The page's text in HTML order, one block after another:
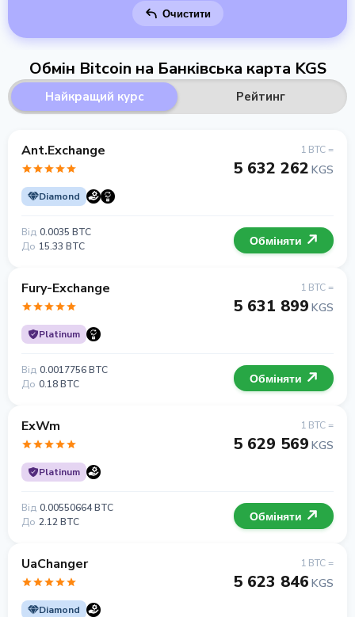
Очистити
Обмін Bitcoin на Банківська карта KGS
Найкращий курс Рейтинг
Ant.Exchange
Diamond
1 BTC =
5 632 262 KGS
Від 0.0035 BTC
До 15.33 BTC Обміняти
Fury-Exchange
Platinum
1 BTC =
5 631 899 KGS
Від 0.0017756 BTC
До 0.18 BTC Обміняти
ExWm
Platinum
1 BTC =
5 629 569 KGS
Від 0.00550664 BTC
До 2.12 BTC Обміняти
UaChanger
Diamond
1 BTC =
5 623 846 KGS